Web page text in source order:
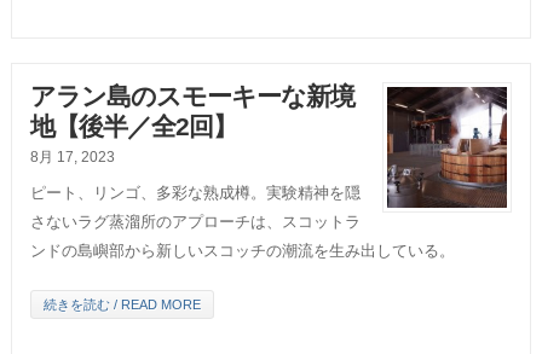
アラン島のスモーキーな新境
地【後半／全2回】
8月 17, 2023
ピート、リンゴ、多彩な熟成樽。実験精神を隠
さないラグ蒸溜所のアプローチは、スコットラ
ンドの島嶼部から新しいスコッチの潮流を生み出している。
続きを読む / READ MORE